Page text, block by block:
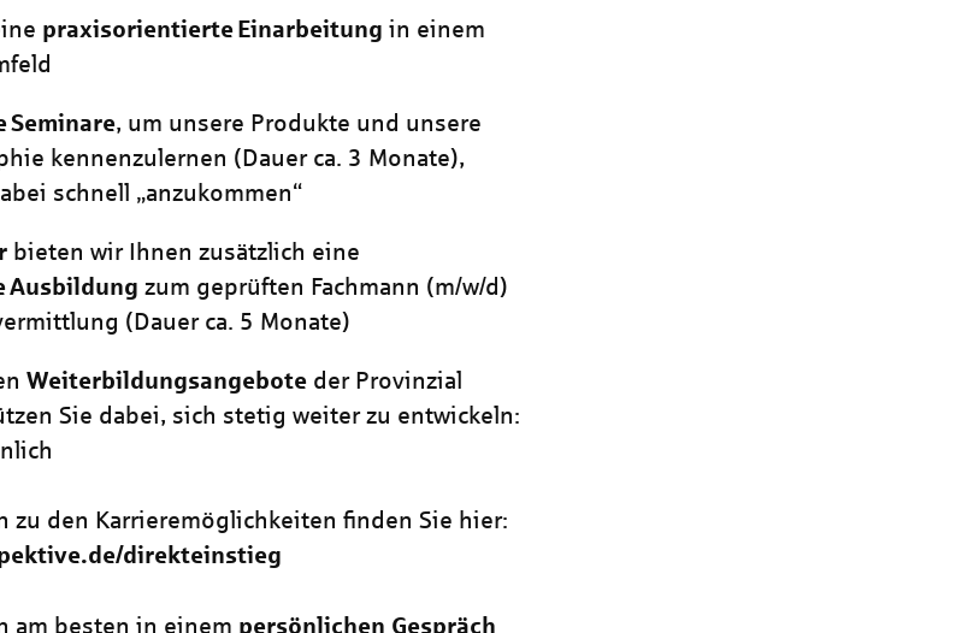
praxisorientierte Einarbeitung in einem
Seminare, um unsere Produkte und unsere
kennenzulernen (Dauer ca. 3 Monate),
schnell „anzukommen“
bieten wir Ihnen zusätzlich eine
Ausbildung zum geprüften Fachmann (m/w/d)
(Dauer ca. 5 Monate)
Weiterbildungsangebote der Provinzial
Sie dabei, sich stetig weiter zu entwickeln:
zu den Karrieremöglichkeiten finden Sie hier:
direkteinstieg
am besten in einem persönlichen Gespräch